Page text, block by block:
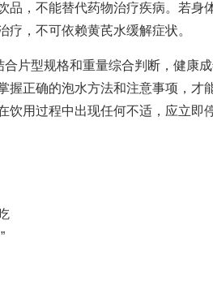
，不能替代药物治疗疾病。若身
疗，不可依赖黄芪水缓解症状。
片型规格和重量综合判断，健康
握正确的泡水方法和注意事项，才
饮用过程中出现任何不适，应立即